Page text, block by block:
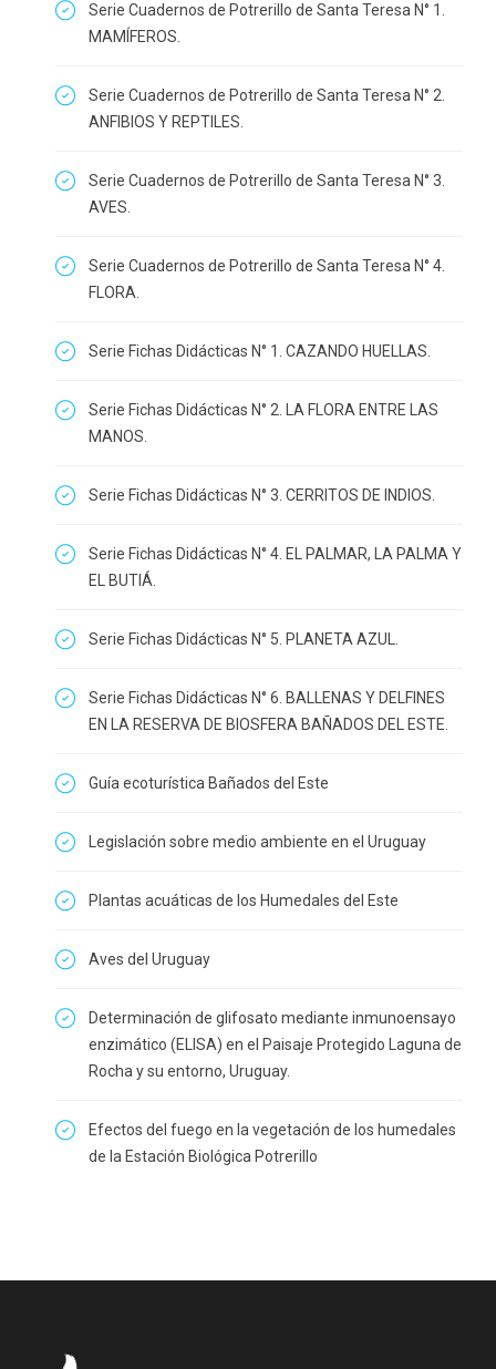
Serie Cuadernos de Potrerillo de Santa Teresa N° 1.
MAMÍFEROS.
Serie Cuadernos de Potrerillo de Santa Teresa N° 2.
ANFIBIOS Y REPTILES.
Serie Cuadernos de Potrerillo de Santa Teresa N° 3.
AVES.
Serie Cuadernos de Potrerillo de Santa Teresa N° 4.
FLORA.
Serie Fichas Didácticas N° 1. CAZANDO HUELLAS.
Serie Fichas Didácticas N° 2. LA FLORA ENTRE LAS
MANOS.
Serie Fichas Didácticas N° 3. CERRITOS DE INDIOS.
Serie Fichas Didácticas N° 4. EL PALMAR, LA PALMA Y
EL BUTIÁ.
Serie Fichas Didácticas N° 5. PLANETA AZUL.
Serie Fichas Didácticas N° 6. BALLENAS Y DELFINES
EN LA RESERVA DE BIOSFERA BAÑADOS DEL ESTE.
Guía ecoturística Bañados del Este
Legislación sobre medio ambiente en el Uruguay
Plantas acuáticas de los Humedales del Este
Aves del Uruguay
Determinación de glifosato mediante inmunoensayo
enzimático (ELISA) en el Paisaje Protegido Laguna de
Rocha y su entorno, Uruguay.
Efectos del fuego en la vegetación de los humedales
de la Estación Biológica Potrerillo